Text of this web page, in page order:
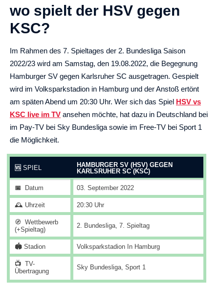
wo spielt der HSV gegen
KSC?
Im Rahmen des 7. Spieltages der 2. Bundesliga Saison
2022/23 wird am Samstag, den 19.08.2022, die Begegnung
Hamburger SV gegen Karlsruher SC ausgetragen. Gespielt
wird im Volksparkstadion in Hamburg und der Anstoß ertönt
am späten Abend um 20:30 Uhr. Wer sich das Spiel HSV vs
KSC live im TV ansehen möchte, hat dazu in Deutschland bei
im Pay-TV bei Sky Bundesliga sowie im Free-TV bei Sport 1
die Möglichkeit.
🆚 SPIEL
HAMBURGER SV (HSV) GEGEN
KARLSRUHER SC (KSC)
📅 Datum 03. September 2022
🕰️ Uhrzeit 20:30 Uhr
🧭 Wettbewerb
(+Spieltag)
2. Bundesliga, 7. Spieltag
🏟️ Stadion Volksparkstadion In Hamburg
📺 TV-
Übertragung
Sky Bundesliga, Sport 1